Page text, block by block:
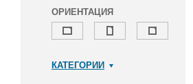
ОРИЕНТАЦИЯ
КАТЕГОРИИ